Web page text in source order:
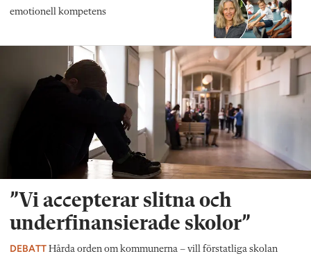
emotionell kompetens
”Vi accepterar slitna och
underfinansierade skolor”
DEBATT Hårda orden om kommunerna – vill förstatliga skolan